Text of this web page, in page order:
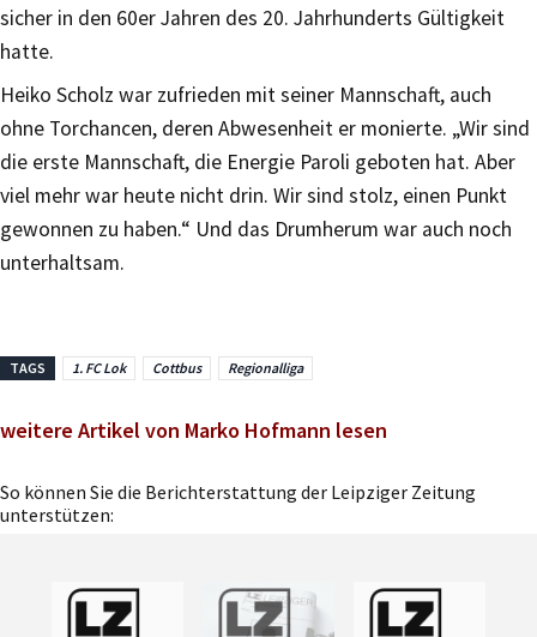
sicher in den 60er Jahren des 20. Jahrhunderts Gültigkeit
hatte.
Heiko Scholz war zufrieden mit seiner Mannschaft, auch
ohne Torchancen, deren Abwesenheit er monierte. „Wir sind
die erste Mannschaft, die Energie Paroli geboten hat. Aber
viel mehr war heute nicht drin. Wir sind stolz, einen Punkt
gewonnen zu haben.“ Und das Drumherum war auch noch
unterhaltsam.
TAGS 1. FC Lok Cottbus Regionalliga
weitere Artikel von Marko Hofmann lesen
So können Sie die Berichterstattung der Leipziger Zeitung
unterstützen: